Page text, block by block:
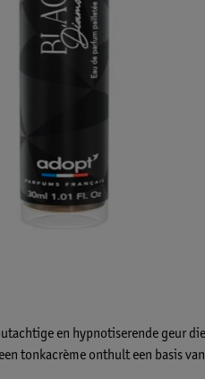
en hypnotiserende geur
tonkacrème onthult een basis